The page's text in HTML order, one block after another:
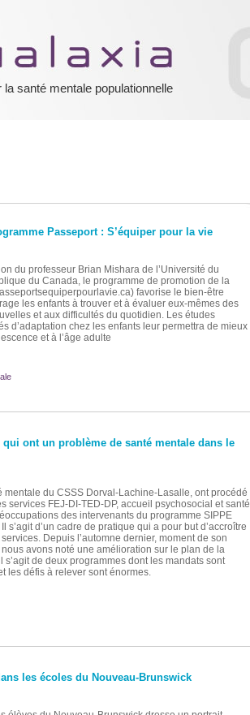
santé mentale populationnelle
Passeport : S’équiper pour la vie
du professeur Brian Mishara de l’Université du
du Canada, le programme de promotion de la
favorise le bien-être
les enfants à trouver et à évaluer eux-mêmes des
et aux difficultés du quotidien. Les études
d’adaptation chez les enfants leur permettra de mieux
et à l’âge adulte
ont un problème de santé mentale dans le
du CSSS Dorval-Lachine-Lasalle, ont procédé
services FEJ-DI-TED-DP, accueil psychosocial et santé
des intervenants du programme SIPPE
d’un cadre de pratique qui a pour but d’accroître
Depuis l’automne dernier, moment de son
avons noté une amélioration sur le plan de la
de deux programmes dont les mandats sont
les défis à relever sont énormes.
les écoles du Nouveau-Brunswick